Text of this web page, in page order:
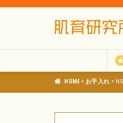
肌育研究所
» お手入れ »